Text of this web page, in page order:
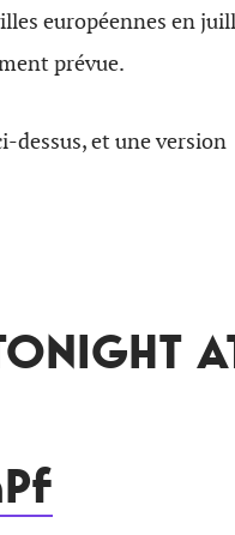
européennes en
prévue.
dessus, et une version